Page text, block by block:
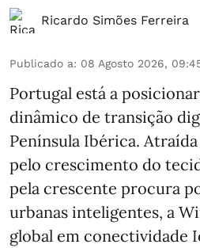
Ricardo Simões Ferreira
Publicado a: 08 Agosto 2026,
Portugal está a
dinâmico de transição
Península Ibérica.
pelo crescimento do
pela crescente procura
urbanas inteligentes, a
global em conectividade